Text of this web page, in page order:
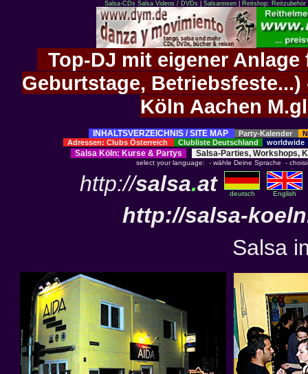
Salsa-CDs Salsa Videos / DVDs| Salsareisen| Reitshop:
Top-DJ mit eigener
Geburtstage,
Köln Aachen
INHALTSVERZEICHNIS / SITE MAP Party-Kalender
Adressen: Clubs Österreich
Clubliste Deutschland worldwide
Salsa Köln: Kurse& Partys Salsa-Parties, Workshops,
select your language: - wähle Deine Sprache -
http://salsa.at deutsch English
http://salsa-
Salsa